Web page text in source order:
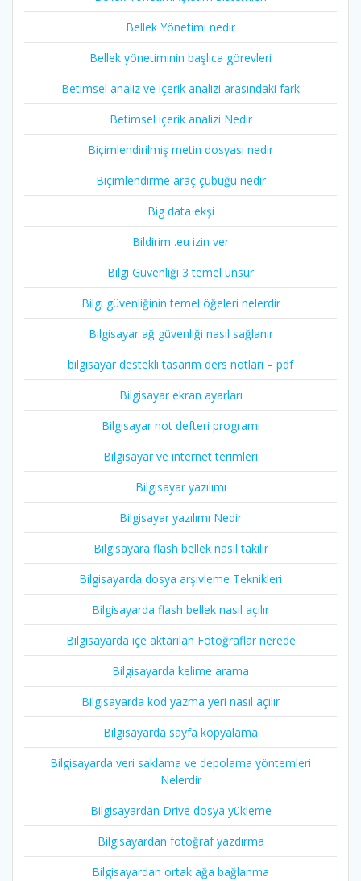
Bellek Yönetimi nedir
Bellek yönetiminin başlıca görevleri
Betimsel analiz ve içerik analizi arasındaki fark
Betimsel içerik analizi Nedir
Biçimlendirilmiş metin dosyası nedir
Biçimlendirme araç çubuğu nedir
Big data ekşi
Bildirim .eu izin ver
Bilgi Güvenliği 3 temel unsur
Bilgi güvenliğinin temel öğeleri nelerdir
Bilgisayar ağ güvenliği nasıl sağlanır
bilgisayar destekli tasarim ders notları – pdf
Bilgisayar ekran ayarları
Bilgisayar not defteri programı
Bilgisayar ve internet terimleri
Bilgisayar yazılımı
Bilgisayar yazılımı Nedir
Bilgisayara flash bellek nasıl takılır
Bilgisayarda dosya arşivleme Teknikleri
Bilgisayarda flash bellek nasıl açılır
Bilgisayarda içe aktarılan Fotoğraflar nerede
Bilgisayarda kelime arama
Bilgisayarda kod yazma yeri nasıl açılır
Bilgisayarda sayfa kopyalama
Bilgisayarda veri saklama ve depolama yöntemleri
Nelerdir
Bilgisayardan Drive dosya yükleme
Bilgisayardan fotoğraf yazdırma
Bilgisayardan ortak ağa bağlanma